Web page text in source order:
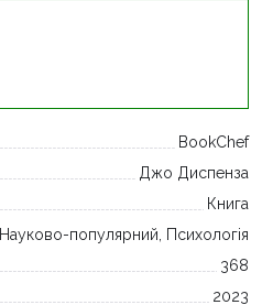
BookChef
Джо Диспенза
Книга
Науково-популярний, Психологія
368
2023